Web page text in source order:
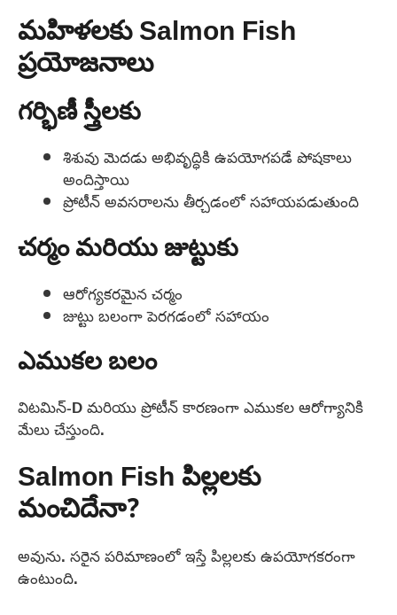
మహిళలకు Salmon Fish
ప్రయోజనాలు
గర్భిణీ స్త్రీలకు
శిశువు మెదడు అభివృద్ధికి ఉపయోగపడే పోషకాలు
అందిస్తాయి
ప్రోటీన్ అవసరాలను తీర్చడంలో సహాయపడుతుంది
చర్మం మరియు జుట్టుకు
ఆరోగ్యకరమైన చర్మం
జుట్టు బలంగా పెరగడంలో సహాయం
ఎముకల బలం
విటమిన్-D మరియు ప్రోటీన్ కారణంగా ఎముకల ఆరోగ్యానికి
మేలు చేస్తుంది.
Salmon Fish పిల్లలకు
మంచిదేనా?
అవును. సరైన పరిమాణంలో ఇస్తే పిల్లలకు ఉపయోగకరంగా
ఉంటుంది.